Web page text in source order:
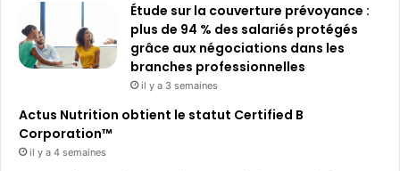
Étude sur la couverture prévoyance :
plus de 94 % des salariés protégés
grâce aux négociations dans les
branches professionnelles
il y a 3 semaines
Actus Nutrition obtient le statut Certified B
Corporation™
il y a 4 semaines